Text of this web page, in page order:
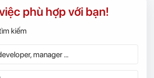
phù hợp với bạn!
kiếm